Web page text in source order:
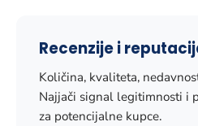
Recenzije i
Količina, kvaliteta,
Najjači signal legitimnosti i
za potencijalne kupce.